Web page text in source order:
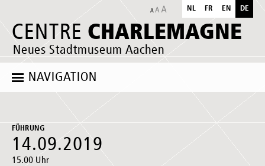
CENTRE CHARLEMAGNE
Neues Stadtmuseum Aachen
NL FR EN DE
NAVIGATION
FÜHRUNG
14.09.2019
15.00 Uhr